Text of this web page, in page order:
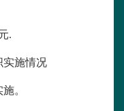
.
实施情况
。